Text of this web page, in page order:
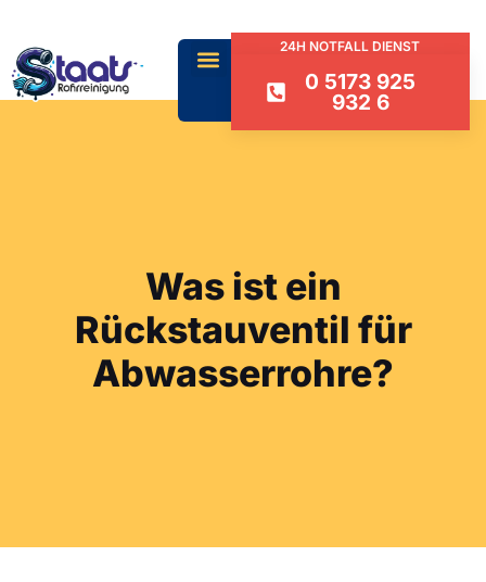
24H NOTFALL DIENST
0 5173 925
932 6
Was ist ein
Rückstauventil für
Abwasserrohre?